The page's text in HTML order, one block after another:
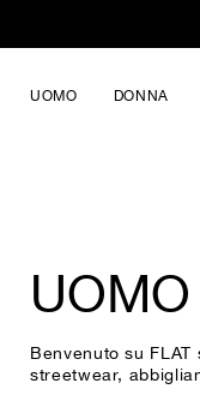
UOMO DONNA
UOMO
Benvenuto su
streetwear,